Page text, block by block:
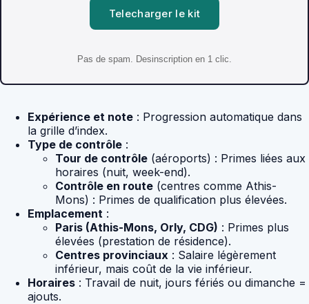
Telecharger le kit
Pas de spam. Desinscription en 1 clic.
Expérience et note : Progression automatique dans
la grille d’index.
Type de contrôle :
Tour de contrôle (aéroports) : Primes liées aux
horaires (nuit, week-end).
Contrôle en route (centres comme Athis-
Mons) : Primes de qualification plus élevées.
Emplacement :
Paris (Athis-Mons, Orly, CDG) : Primes plus
élevées (prestation de résidence).
Centres provinciaux : Salaire légèrement
inférieur, mais coût de la vie inférieur.
Horaires : Travail de nuit, jours fériés ou dimanche =
ajouts.